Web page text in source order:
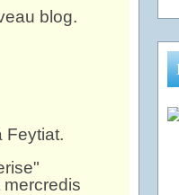
blog.
Feytiat.